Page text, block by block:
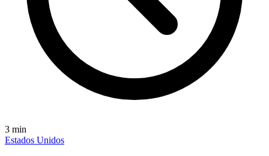
3 min
Estados Unidos